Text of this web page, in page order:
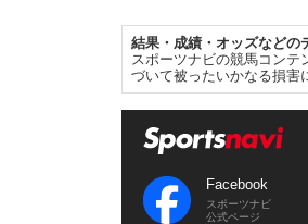
結果・成績・オッズなどの
スポーツナビの競馬コンテ
づいて被ったいかなる損害
Facebook
スポーツナビ
公式ページ